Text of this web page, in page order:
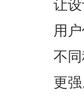
让
用
不
更强